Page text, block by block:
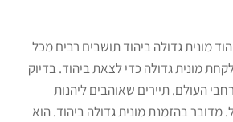
מונית גדולה ביהוד תושבים רבים מכל
מונית גדולה כדי לצאת ביהוד. בדיוק
העולם. תיירים שאוהבים ליהנות
מדובר בהזמנת מונית גדולה ביהוד. הוא